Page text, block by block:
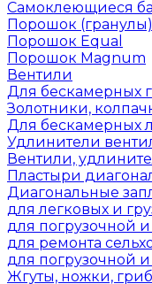
Самоклеющиеся
Порошок
Порошок Equal
Порошок Magnum
Вентили
Для бескамерных
Золотники,
Для бескамерных
Удлинители
Вентили,
Пластыри
Диагональные
для легковых и
для погрузочной
для ремонта
для погрузочной
Жгуты, ножки,